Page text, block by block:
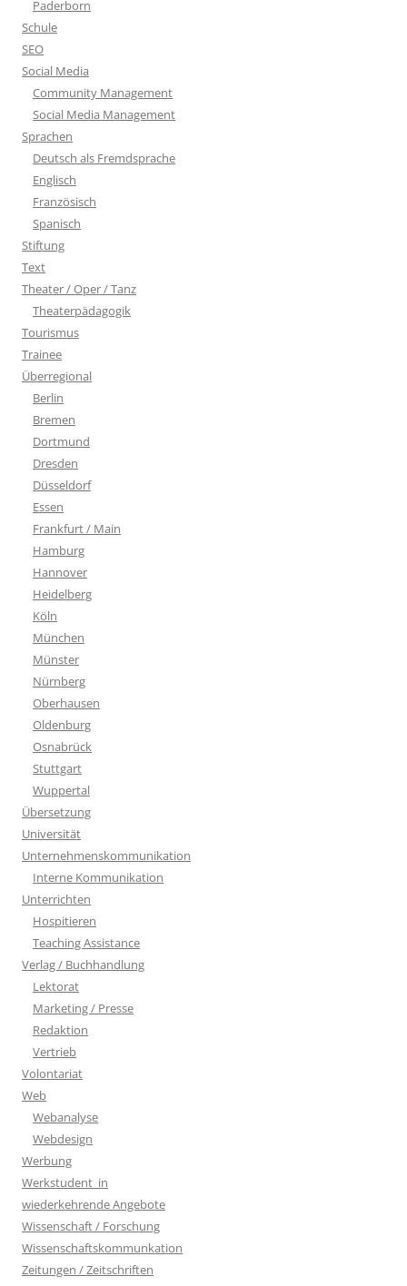
Paderborn
Schule
SEO
Social Media
Community Management
Social Media Management
Sprachen
Deutsch als Fremdsprache
Englisch
Französisch
Spanisch
Stiftung
Text
Theater / Oper / Tanz
Theaterpädagogik
Tourismus
Trainee
Überregional
Berlin
Bremen
Dortmund
Dresden
Düsseldorf
Essen
Frankfurt / Main
Hamburg
Hannover
Heidelberg
Köln
München
Münster
Nürnberg
Oberhausen
Oldenburg
Osnabrück
Stuttgart
Wuppertal
Übersetzung
Universität
Unternehmenskommunikation
Interne Kommunikation
Unterrichten
Hospitieren
Teaching Assistance
Verlag / Buchhandlung
Lektorat
Marketing / Presse
Redaktion
Vertrieb
Volontariat
Web
Webanalyse
Webdesign
Werbung
Werkstudent_in
wiederkehrende Angebote
Wissenschaft / Forschung
Wissenschaftskommunkation
Zeitungen / Zeitschriften